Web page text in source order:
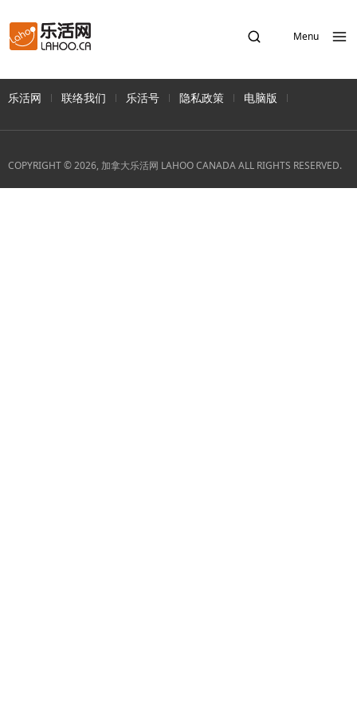
Menu
乐活网 联络我们 乐活号 隐私政策 电脑版
COPYRIGHT © 2026, 加拿大乐活网 LAHOO CANADA ALL RIGHTS RESERVED.